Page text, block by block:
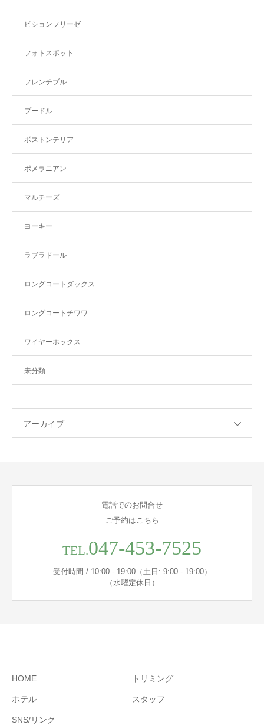
ビションフリーゼ
フォトスポット
フレンチブル
プードル
ボストンテリア
ポメラニアン
マルチーズ
ヨーキー
ラブラドール
ロングコートダックス
ロングコートチワワ
ワイヤーホックス
未分類
アーカイブ
電話でのお問合せ
ご予約はこちら
TEL.047-453-7525
受付時間 / 10:00 - 19:00（土日: 9:00 - 19:00）
（水曜定休日）
HOME トリミング
ホテル スタッフ
SNS/リンク